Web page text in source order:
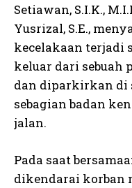
Setiawan, S.I.K.,
Yusrizal, S.E.,
kecelakaan terjadi
keluar dari sebuah
dan diparkirkan di
sebagian badan
jalan.
Pada saat
dikendarai korban